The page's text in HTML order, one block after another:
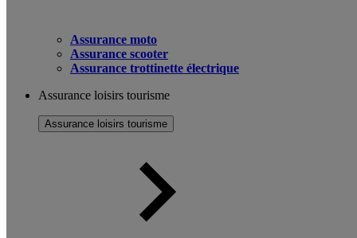
Assurance moto
Assurance scooter
Assurance trottinette électrique
Assurance loisirs tourisme
Assurance loisirs tourisme